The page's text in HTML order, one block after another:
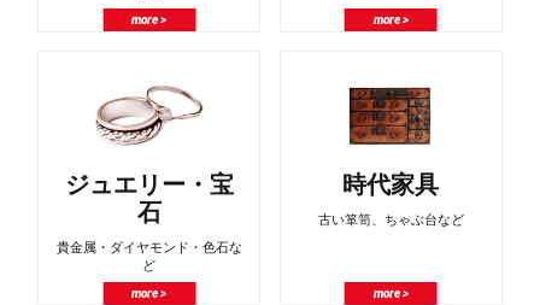
more > more >
ジュエリー・宝
石
貴金属・ダイヤモンド・色石な
ど
more >
時代家具
古い箪笥、ちゃぶ台など
more >